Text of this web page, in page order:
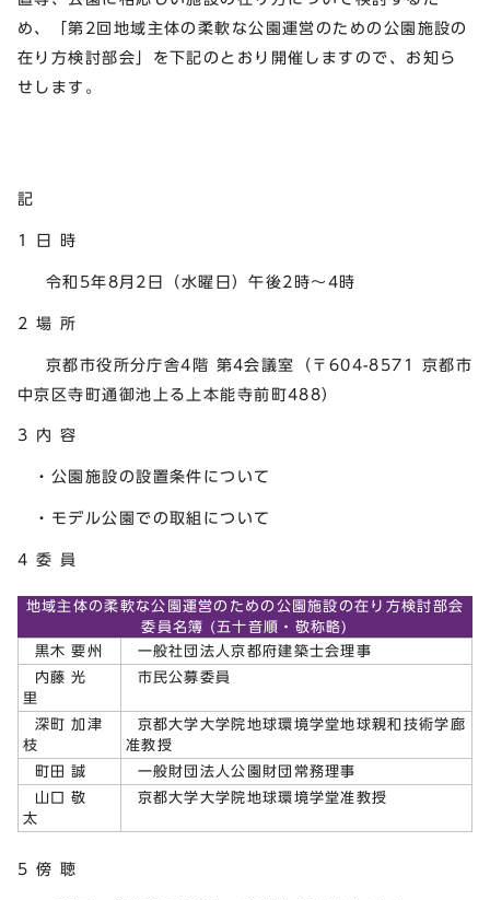
め、「第2回地域主体の柔軟な公園運営のための公園施設の
在り方検討部会」を下記のとおり開催しますので、お知ら
せします。
記
1 日 時
令和5年8月2日（水曜日）午後2時～4時
2 場 所
京都市役所分庁舎4階 第4会議室（〒604-8571 京都市
中京区寺町通御池上る上本能寺前町488）
3 内 容
・公園施設の設置条件について
・モデル公園での取組について
4 委 員
地域主体の柔軟な公園運営のための公園施設の在り方検討部会
委員名簿 (五十音順・敬称略)
黒木 要州
一般社団法人京都府建築士会理事
内藤 光
里
市民公募委員
深町 加津
枝
京都大学大学院地球環境学堂地球親和技術学廊
准教授
町田 誠
一般財団法人公園財団常務理事
山口 敬
太
京都大学大学院地球環境学堂准教授
5 傍 聴